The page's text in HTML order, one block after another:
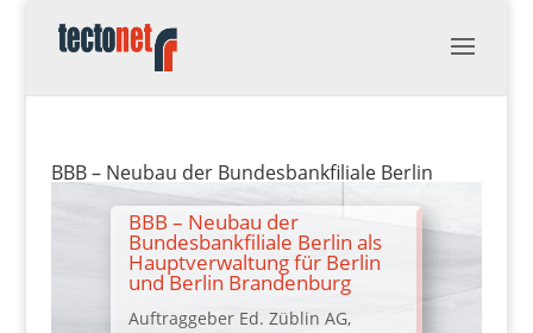
BBB – Neubau der Bundesbankfiliale Berlin
BBB – Neubau der
Bundesbankfiliale Berlin als
Hauptverwaltung für Berlin
und Berlin Brandenburg
Auftraggeber Ed. Züblin AG,